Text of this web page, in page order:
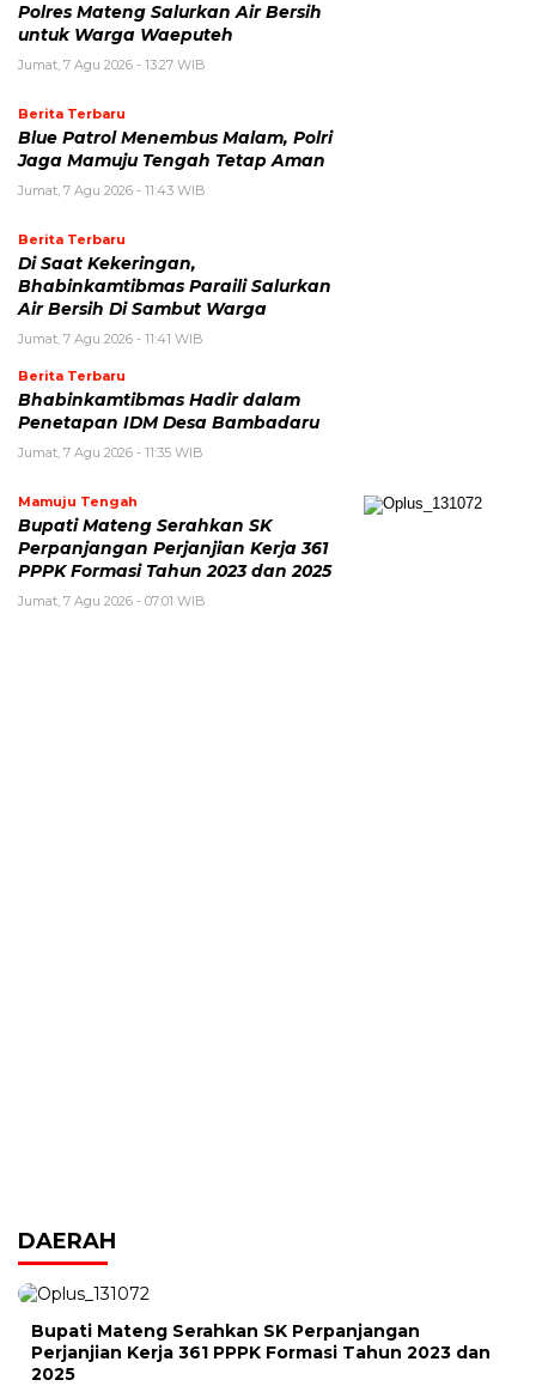
Polres Mateng Salurkan Air Bersih
untuk Warga Waeputeh
Jumat, 7 Agu 2026 - 13:27 WIB
Berita Terbaru
Blue Patrol Menembus Malam, Polri
Jaga Mamuju Tengah Tetap Aman
Jumat, 7 Agu 2026 - 11:43 WIB
Berita Terbaru
Di Saat Kekeringan,
Bhabinkamtibmas Paraili Salurkan
Air Bersih Di Sambut Warga
Jumat, 7 Agu 2026 - 11:41 WIB
Berita Terbaru
Bhabinkamtibmas Hadir dalam
Penetapan IDM Desa Bambadaru
Jumat, 7 Agu 2026 - 11:35 WIB
Mamuju Tengah
Bupati Mateng Serahkan SK
Perpanjangan Perjanjian Kerja 361
PPPK Formasi Tahun 2023 dan 2025
Jumat, 7 Agu 2026 - 07:01 WIB
DAERAH
Bupati Mateng Serahkan SK Perpanjangan
Perjanjian Kerja 361 PPPK Formasi Tahun 2023 dan
2025